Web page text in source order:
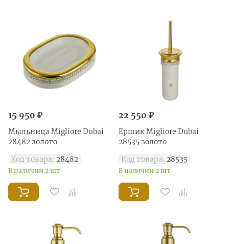
15 950 ₽
Мыльница Migliore Dubai
28482 золото
Код товара: 28482
В наличии 2 шт
22 550 ₽
Ершик Migliore Dubai
28535 золото
Код товара: 28535
В наличии 2 шт